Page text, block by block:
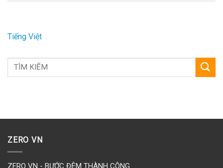
Tiếng Việt
ZERO VN
ZERO VN - BƯỚC ĐỆM THÀNH CÔNG